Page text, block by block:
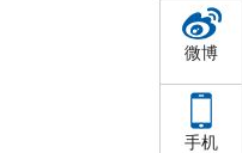
微博
手机